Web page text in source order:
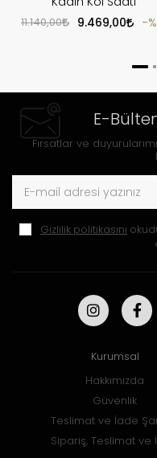
11.140,00 9.469,00
E-
Fırsatlar ve
Gizlilik politikasını
Kurumsal
Hakkımızda
Güvenlik
Teslimat ve İade
Sipariş, Teslimat ve